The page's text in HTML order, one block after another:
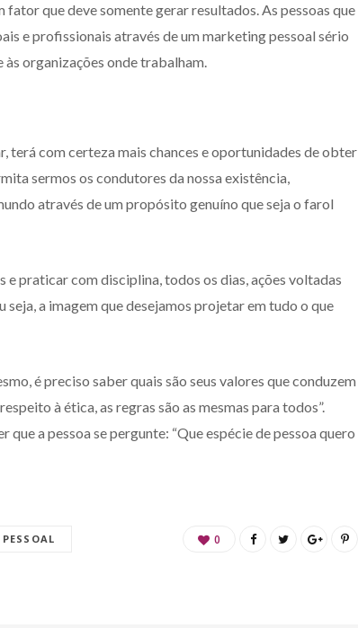
fator que deve somente gerar resultados. As pessoas que
e profissionais através de um marketing pessoal sério
às organizações onde trabalham.
terá com certeza mais chances e oportunidades de obter
sermos os condutores da nossa existência,
através de um propósito genuíno que seja o farol
e praticar com disciplina, todos os dias, ações voltadas
a imagem que desejamos projetar em tudo o que
é preciso saber quais são seus valores que conduzem
à ética, as regras são as mesmas para todos”.
a pessoa se pergunte: “Que espécie de pessoa quero
0